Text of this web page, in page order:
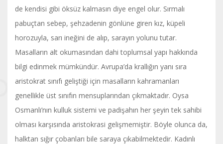
de kendisi gibi öksüz kalmasın diye engel olur. Sırmalı
pabuçtan sebep, şehzadenin gönlüne giren kız, küpeli
horozuyla, sarı ineğini de alıp, sarayın yolunu tutar.
Masalların alt okumasından dahi toplumsal yapı hakkında
bilgi edinmek mümkündür. Avrupa’da krallığın yanı sıra
aristokrat sınıfı geliştiği için masalların kahramanları
genellikle üst sınıfın mensuplarından çıkmaktadır. Oysa
Osmanlı’nın kulluk sistemi ve padişahın her şeyin tek sahibi
olması karşısında aristokrasi gelişmemiştir. Böyle olunca da,
halktan sığır çobanları bile saraya çıkabilmektedir. Kadınlı